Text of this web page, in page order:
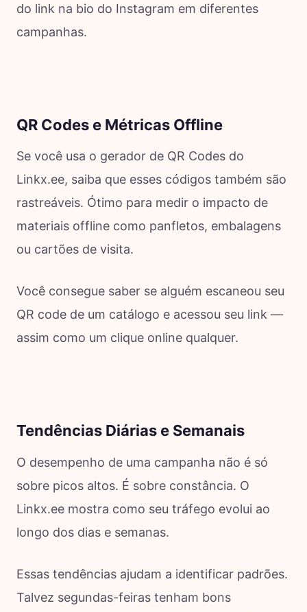
do link na bio do Instagram em diferentes
campanhas.
QR Codes e Métricas Offline
Se você usa o gerador de QR Codes do
Linkx.ee, saiba que esses códigos também são
rastreáveis. Ótimo para medir o impacto de
materiais offline como panfletos, embalagens
ou cartões de visita.
Você consegue saber se alguém escaneou seu
QR code de um catálogo e acessou seu link —
assim como um clique online qualquer.
Tendências Diárias e Semanais
O desempenho de uma campanha não é só
sobre picos altos. É sobre constância. O
Linkx.ee mostra como seu tráfego evolui ao
longo dos dias e semanas.
Essas tendências ajudam a identificar padrões.
Talvez segundas-feiras tenham bons